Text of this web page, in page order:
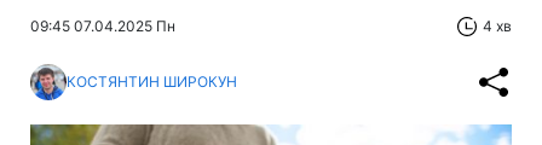
09:45 07.04.2025 Пн 4 хв
КОСТЯНТИН ШИРОКУН